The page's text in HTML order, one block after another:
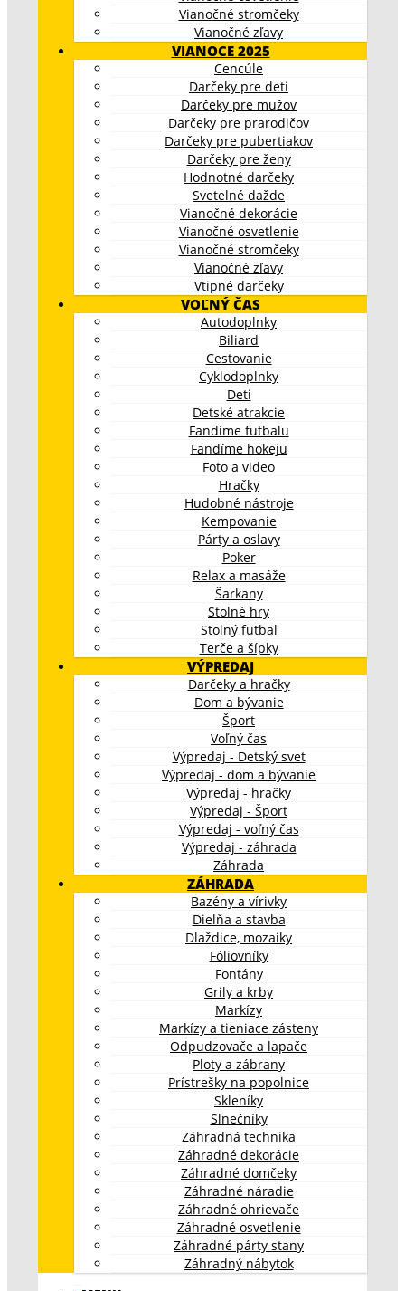
Vianočné stromčeky
Vianočné zľavy
VIANOCE 2025
Cencúle
Darčeky pre deti
Darčeky pre mužov
Darčeky pre prarodičov
Darčeky pre pubertiakov
Darčeky pre ženy
Hodnotné darčeky
Svetelné dažde
Vianočné dekorácie
Vianočné osvetlenie
Vianočné stromčeky
Vianočné zľavy
Vtipné darčeky
VOĽNÝ ČAS
Autodoplnky
Biliard
Cestovanie
Cyklodoplnky
Deti
Detské atrakcie
Fandíme futbalu
Fandíme hokeju
Foto a video
Hračky
Hudobné nástroje
Kempovanie
Párty a oslavy
Poker
Relax a masáže
Šarkany
Stolné hry
Stolný futbal
Terče a šípky
VÝPREDAJ
Darčeky a hračky
Dom a bývanie
Šport
Voľný čas
Výpredaj - Detský svet
Výpredaj - dom a bývanie
Výpredaj - hračky
Výpredaj - Šport
Výpredaj - voľný čas
Výpredaj - záhrada
Záhrada
ZÁHRADA
Bazény a vírivky
Dielňa a stavba
Dlaždice, mozaiky
Fóliovníky
Fontány
Grily a krby
Markízy
Markízy a tieniace zásteny
Odpudzovače a lapače
Ploty a zábrany
Prístrešky na popolnice
Skleníky
Slnečníky
Záhradná technika
Záhradné dekorácie
Záhradné domčeky
Záhradné náradie
Záhradné ohrievače
Záhradné osvetlenie
Záhradné párty stany
Záhradný nábytok